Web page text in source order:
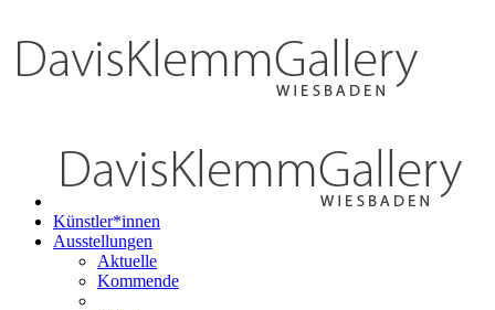
Künstler*innen
Ausstellungen
Aktuelle
Kommende